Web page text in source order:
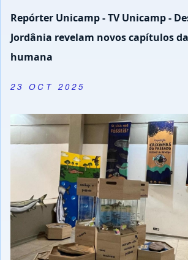
Repórter Unicamp - TV Unicamp -
Jordânia revelam novos capítulos
humana
23 OCT 2025